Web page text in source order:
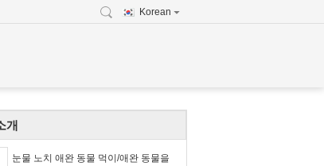
Korean
개
눈물 노치 애완 동물 먹이/애완 동물을